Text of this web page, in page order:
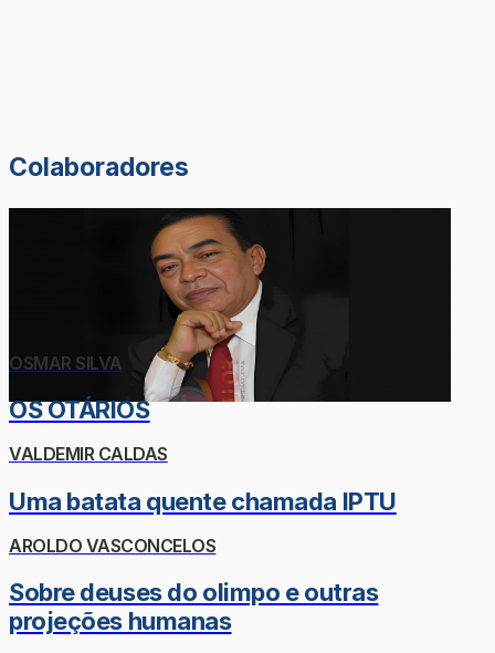
Colaboradores
OSMAR SILVA
OS OTÁRIOS
VALDEMIR CALDAS
Uma batata quente chamada IPTU
AROLDO VASCONCELOS
Sobre deuses do olimpo e outras
projeções humanas